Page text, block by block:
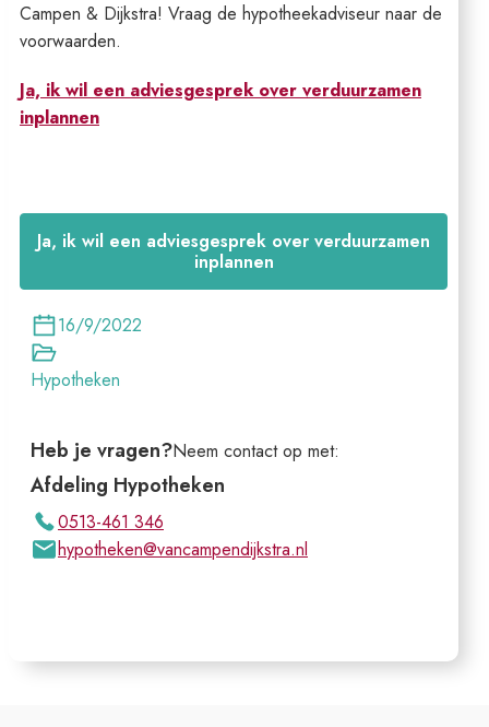
Campen & Dijkstra! Vraag de hypotheekadviseur naar de
voorwaarden.
Ja, ik wil een adviesgesprek over verduurzamen
inplannen
Ja, ik wil een adviesgesprek over verduurzamen
inplannen
16/9/2022
Hypotheken
Heb je vragen?Neem contact op met:
Afdeling Hypotheken
0513-461 346
hypotheken@vancampendijkstra.nl